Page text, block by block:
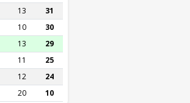
13 31
10 30
13 29
11 25
12 24
20 10